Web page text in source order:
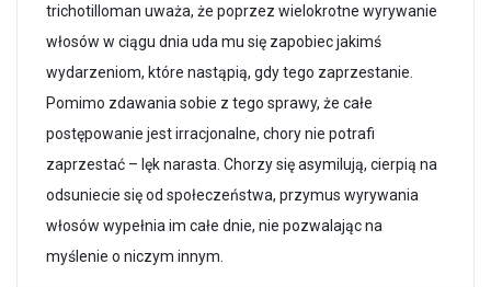
trichotilloman uważa, że poprzez wielokrotne wyrywanie
włosów w ciągu dnia uda mu się zapobiec jakimś
wydarzeniom, które nastąpią, gdy tego zaprzestanie.
Pomimo zdawania sobie z tego sprawy, że całe
postępowanie jest irracjonalne, chory nie potrafi
zaprzestać – lęk narasta. Chorzy się asymilują, cierpią na
odsuniecie się od społeczeństwa, przymus wyrywania
włosów wypełnia im całe dnie, nie pozwalając na
myślenie o niczym innym.